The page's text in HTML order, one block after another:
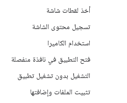
أخذ لقطات شاشة
تسجيل محتوى الشاشة
استخدام الكاميرا
فتح التطبيق في نافذة منفصلة
التشغيل بدون تشغيل تطبيق
تثبيت الملفات وإضافتها